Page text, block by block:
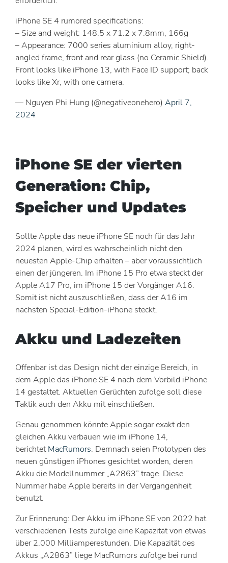
iPhone SE 4 rumored specifications:
– Size and weight: 148.5 x 71.2 x 7.8mm, 166g
– Appearance: 7000 series aluminium alloy, right-
angled frame, front and rear glass (no Ceramic Shield).
Front looks like iPhone 13, with Face ID support; back
looks like Xr, with one camera.
— Nguyen Phi Hung (@negativeonehero) April 7,
2024
iPhone SE der vierten
Generation: Chip,
Speicher und Updates
Sollte Apple das neue iPhone SE noch für das Jahr
2024 planen, wird es wahrscheinlich nicht den
neuesten Apple-Chip erhalten – aber voraussichtlich
einen der jüngeren. Im iPhone 15 Pro etwa steckt der
Apple A17 Pro, im iPhone 15 der Vorgänger A16.
Somit ist nicht auszuschließen, dass der A16 im
nächsten Special-Edition-iPhone steckt.
Akku und Ladezeiten
Offenbar ist das Design nicht der einzige Bereich, in
dem Apple das iPhone SE 4 nach dem Vorbild iPhone
14 gestaltet. Aktuellen Gerüchten zufolge soll diese
Taktik auch den Akku mit einschließen.
Genau genommen könnte Apple sogar exakt den
gleichen Akku verbauen wie im iPhone 14,
berichtetMacRumors. Demnach seien Prototypen des
neuen günstigen iPhones gesichtet worden, deren
Akku die Modellnummer „A2863” trage. Diese
Nummer habe Apple bereits in der Vergangenheit
benutzt.
Zur Erinnerung: Der Akku im iPhone SE von 2022 hat
verschiedenen Tests zufolge eine Kapazität von etwas
über 2.000 Milliamperestunden. Die Kapazität des
Akkus „A2863” liege MacRumors zufolge bei rund